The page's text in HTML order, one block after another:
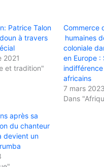
Patrice Talon
à travers
2021
et tradition"
Commerce
humaines
coloniale
en Europe :
africains
7 mars 2023
Dans
après sa
du chanteur
devient un